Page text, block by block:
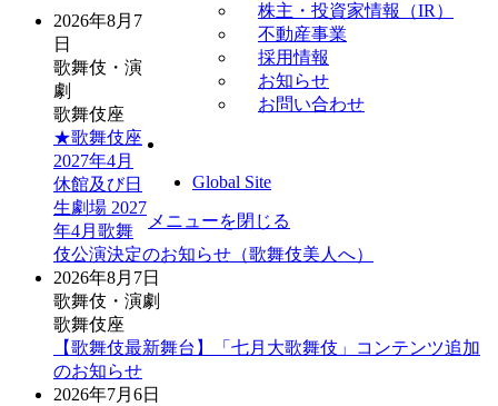
株主・投資家情報（IR）
不動産事業
採用情報
お知らせ
お問い合わせ
Global Site
メニューを閉じる
2026年8月7
日
歌舞伎・演
劇
歌舞伎座
★歌舞伎座
2027年4月
休館及び日
生劇場 2027
年4月歌舞
伎公演決定のお知らせ（歌舞伎美人へ）
2026年8月7日
歌舞伎・演劇
歌舞伎座
【歌舞伎最新舞台】「七月大歌舞伎」コンテンツ追加
のお知らせ
2026年7月6日